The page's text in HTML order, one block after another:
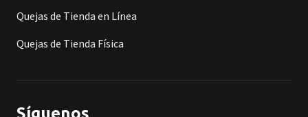
Quejas de Tienda en Línea
Quejas de Tienda Física
Síguenos